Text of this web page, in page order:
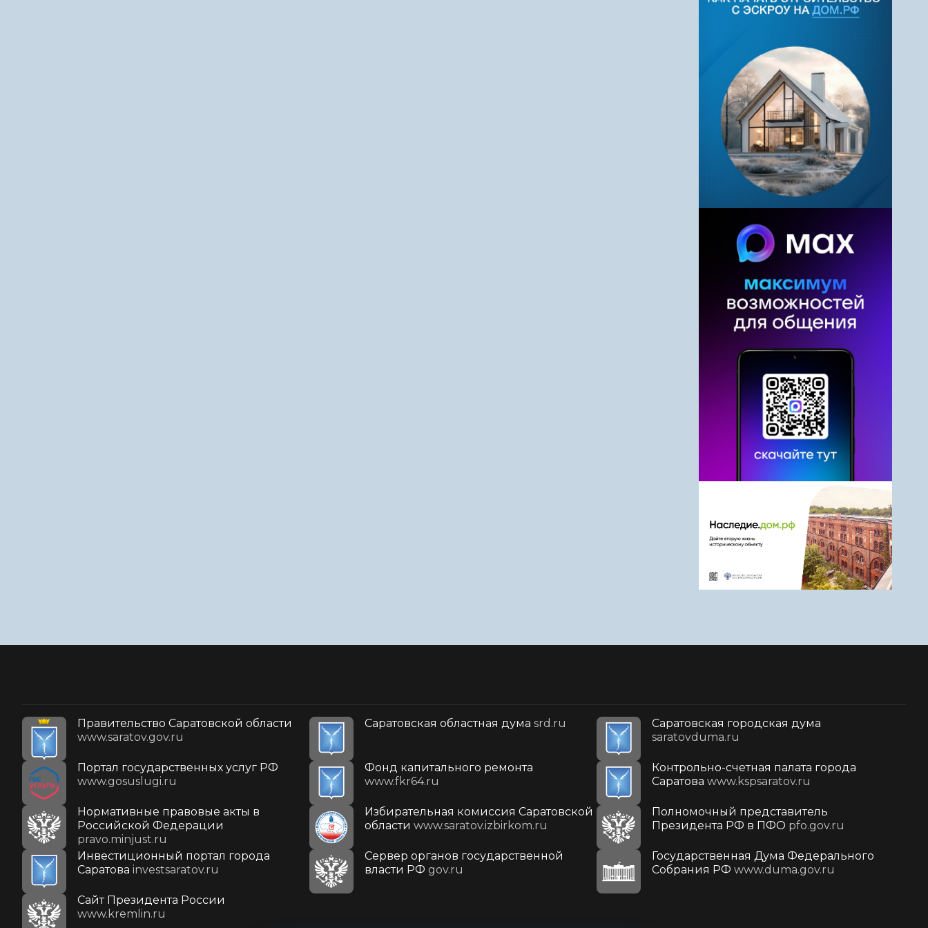
Правительство Саратовской области
www.saratov.gov.ru
Саратовская областная дума srd.ru
Саратовская городская дума
saratovduma.ru
Портал государственных услуг РФ
www.gosuslugi.ru
Фонд капитального ремонта
www.fkr64.ru
Контрольно-счетная палата города
Саратова www.kspsaratov.ru
Нормативные правовые акты в
Российской Федерации
pravo.minjust.ru
Избирательная комиссия Саратовской
области www.saratov.izbirkom.ru
Полномочный представитель
Президента РФ в ПФО pfo.gov.ru
Инвестиционный портал города
Саратова investsaratov.ru
Сервер органов государственной
власти РФ gov.ru
Государственная Дума Федерального
Собрания РФ www.duma.gov.ru
Cайт Президента России
www.kremlin.ru